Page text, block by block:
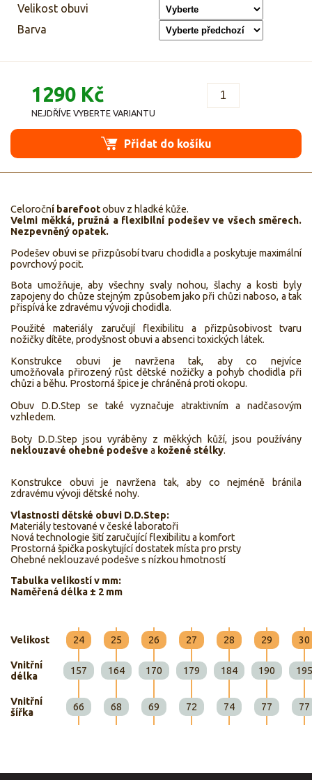
Velikost obuvi
Barva
1290 Kč
NEJDŘÍVE VYBERTE VARIANTU
Přidat do košíku
Celoroční barefootobuv z hladké kůže.
Velmi měkká, pružná a flexibilní podešev ve všech směrech.
Nezpevněný opatek.
Podešev obuvi se přizpůsobí tvaru chodidla a poskytuje maximální
povrchový pocit.
Bota umožňuje, aby všechny svaly nohou, šlachy a kosti byly
zapojeny do chůze stejným způsobem jako při chůzi naboso, a tak
přispívá ke zdravému vývoji chodidla.
Použité materiály zaručují flexibilitu a přizpůsobivost tvaru
nožičky dítěte, prodyšnost obuvi a absenci toxických látek.
Konstrukce obuvi je navržena tak, aby co nejvíce
umožňovala přirozený růst dětské nožičky a pohyb chodidla při
chůzi a běhu. Prostorná špice je chráněná proti okopu.
Obuv D.D.Step se také vyznačuje atraktivním a nadčasovým
vzhledem.
Boty D.D.Step jsou vyráběny z měkkých kůží, jsou používány
neklouzavé ohebné podešve a kožené stélky.
Konstrukce obuvi je navržena tak, aby co nejméně bránila
zdravému vývoji dětské nohy.
Vlastnosti dětské obuvi D.D.Step:
Materiály testované v české laboratoři
Nová technologie šití zaručující flexibilitu a komfort
Prostorná špička poskytující dostatek místa pro prsty
Ohebné neklouzavé podešve s nízkou hmotností
Tabulka velikostí v mm:
Naměřená délka ± 2 mm
Velikost 24 25 26 27 28 29 30
Vnitřní
délka
157 164 170 179 184 190 195
Vnitřní
šířka
66 68 69 72 74 77 77